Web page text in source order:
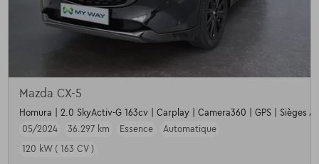
Mazda CX-5
Homura | 2.0 SkyActiv-G 163cv | Carplay | Camera360 | GPS | Sièges
05/2024
36.297 km Essence
Automatique
120 kW ( 163 CV )